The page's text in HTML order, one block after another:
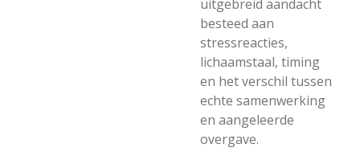
uitgebreid aandacht
besteed aan
stressreacties,
lichaamstaal, timing
en het verschil tussen
echte samenwerking
en aangeleerde
overgave.